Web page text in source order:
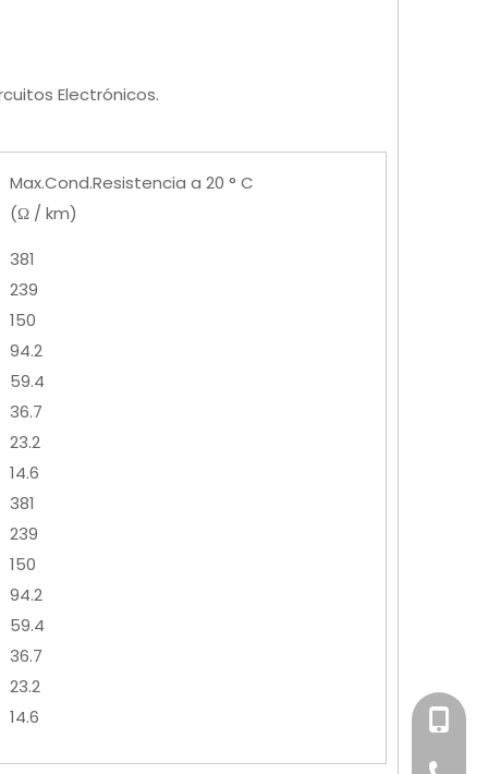
Electrónicos.
Max.Cond.Resistencia a 20 ° C
(Ω / km)
381
239
150
94.2
59.4
36.7
23.2
14.6
381
239
150
94.2
59.4
36.7
23.2
14.6
+86-